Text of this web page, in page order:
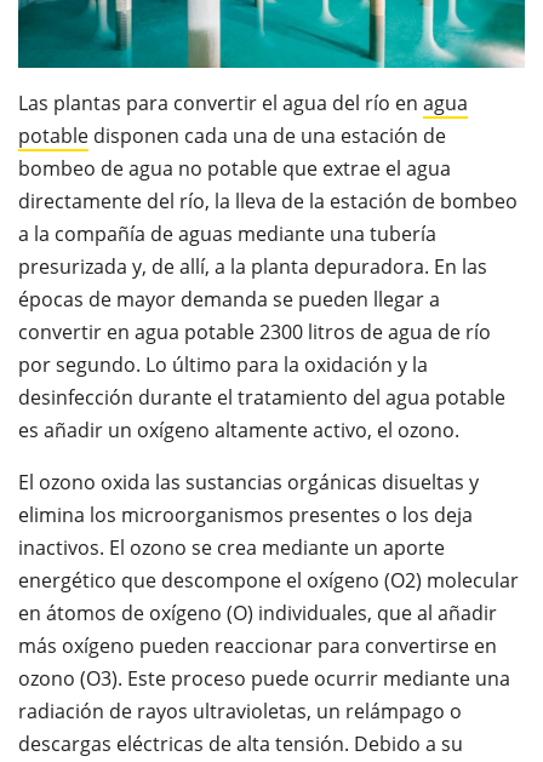
Las plantas para convertir el agua del río en agua
potable disponen cada una de una estación de
bombeo de agua no potable que extrae el agua
directamente del río, la lleva de la estación de bombeo
a la compañía de aguas mediante una tubería
presurizada y, de allí, a la planta depuradora. En las
épocas de mayor demanda se pueden llegar a
convertir en agua potable 2300 litros de agua de río
por segundo. Lo último para la oxidación y la
desinfección durante el tratamiento del agua potable
es añadir un oxígeno altamente activo, el ozono.
El ozono oxida las sustancias orgánicas disueltas y
elimina los microorganismos presentes o los deja
inactivos. El ozono se crea mediante un aporte
energético que descompone el oxígeno (O2) molecular
en átomos de oxígeno (O) individuales, que al añadir
más oxígeno pueden reaccionar para convertirse en
ozono (O3). Este proceso puede ocurrir mediante una
radiación de rayos ultravioletas, un relámpago o
descargas eléctricas de alta tensión. Debido a su